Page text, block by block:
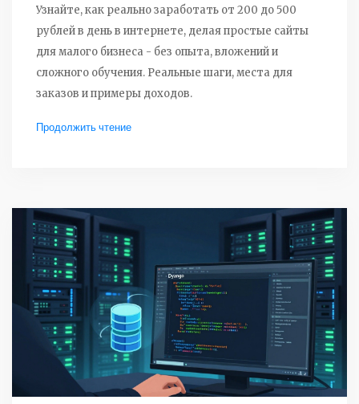
Узнайте, как реально заработать от 200 до 500
рублей в день в интернете, делая простые сайты
для малого бизнеса - без опыта, вложений и
сложного обучения. Реальные шаги, места для
заказов и примеры доходов.
Продолжить чтение